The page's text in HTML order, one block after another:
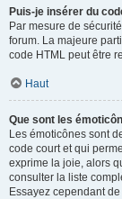
Puis-je insérer du
Par mesure de
forum. La majeure
code HTML peut être
Haut
Que sont les
Les émoticônes sont
code court et qui
exprime la joie, alors
consulter la liste
Essayez cependant